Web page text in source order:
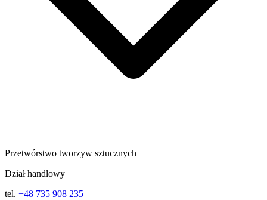
Przetwórstwo tworzyw sztucznych
Dział handlowy
tel. +48 735 908 235